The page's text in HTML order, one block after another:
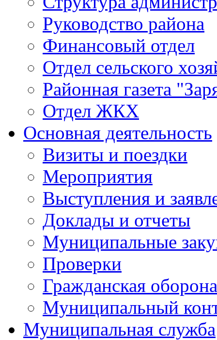
Руководство района
Финансовый отдел
Отдел сельского
Районная газета
Отдел ЖКХ
Основная деятельность
Визиты и поездки
Мероприятия
Выступления и
Доклады и отчеты
Муниципальные
Проверки
Гражданская
Муниципальный
Муниципальная служба